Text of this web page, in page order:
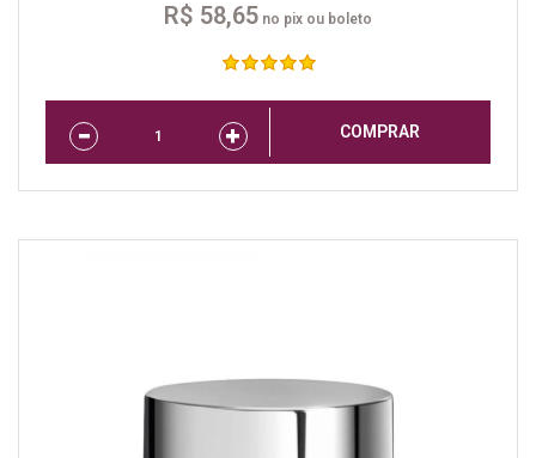
R$ 58,65 no pix ou boleto
COMPRAR